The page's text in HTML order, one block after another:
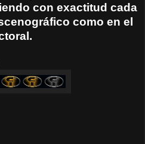
con exactitud cada
como en el